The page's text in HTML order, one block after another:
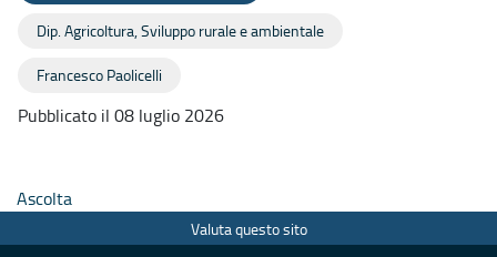
Dip. Agricoltura, Sviluppo rurale e ambientale
Francesco Paolicelli
Pubblicato il 08 luglio 2026
Ascolta
Valuta questo sito